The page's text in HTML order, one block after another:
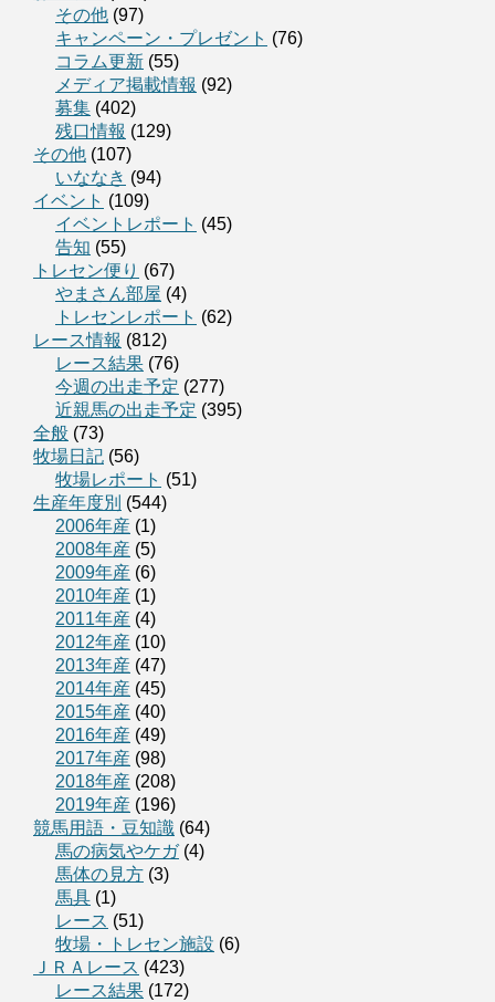
その他 (97)
キャンペーン・プレゼント (76)
コラム更新 (55)
メディア掲載情報 (92)
募集 (402)
残口情報 (129)
その他 (107)
いななき (94)
イベント (109)
イベントレポート (45)
告知 (55)
トレセン便り (67)
やまさん部屋 (4)
トレセンレポート (62)
レース情報 (812)
レース結果 (76)
今週の出走予定 (277)
近親馬の出走予定 (395)
全般 (73)
牧場日記 (56)
牧場レポート (51)
生産年度別 (544)
2006年産 (1)
2008年産 (5)
2009年産 (6)
2010年産 (1)
2011年産 (4)
2012年産 (10)
2013年産 (47)
2014年産 (45)
2015年産 (40)
2016年産 (49)
2017年産 (98)
2018年産 (208)
2019年産 (196)
競馬用語・豆知識 (64)
馬の病気やケガ(4)
馬体の見方 (3)
馬具 (1)
レース (51)
牧場・トレセン施設 (6)
ＪＲＡレース (423)
レース結果 (172)